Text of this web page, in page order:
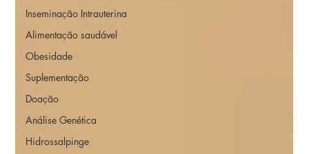
Inseminação Intrauterina
Alimentação saudável
Obesidade
Suplementação
Doação
Análise Genética
Hidrossalpinge